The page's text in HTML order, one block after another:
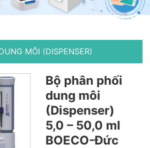
MÔI (DISPENSER)
Bộ phân phối
dung môi
(Dispenser)
5,0 – 50,0 ml
BOECO-Đức